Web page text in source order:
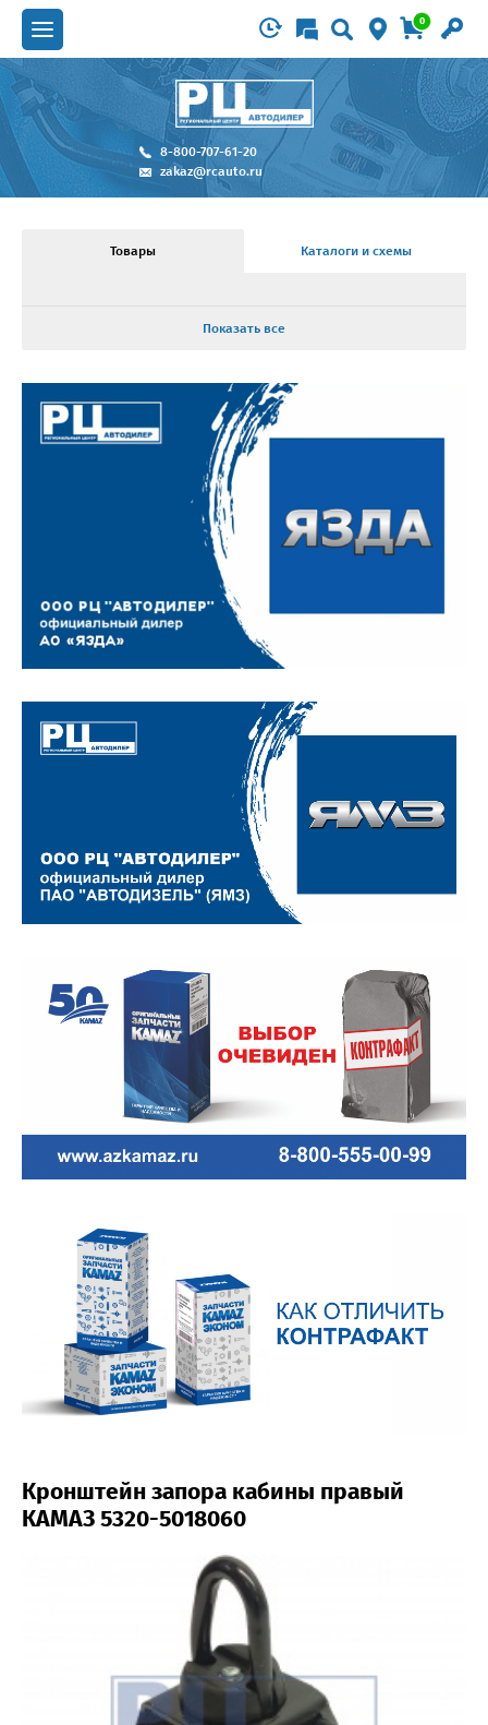
0
8-800-707-61-20
zakaz@rcauto.ru
Товары Каталоги и схемы
Показать все
Кронштейн запора кабины правый
КАМАЗ 5320-5018060